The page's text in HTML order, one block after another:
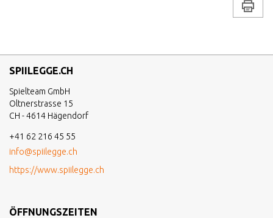
SPIILEGGE.CH
Spielteam GmbH
Oltnerstrasse 15
CH - 4614 Hägendorf
+41 62 216 45 55
info@spiilegge.ch
https://www.spiilegge.ch
ÖFFNUNGSZEITEN